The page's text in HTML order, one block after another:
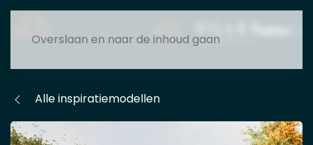
Overslaan en naar de inhoud gaan
Alle inspiratiemodellen